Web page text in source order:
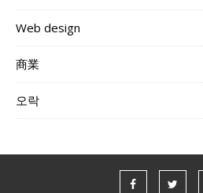
Web design
商業
오락